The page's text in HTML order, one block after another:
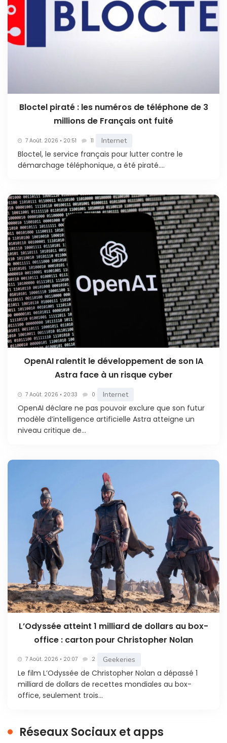
Bloctel piraté : les numéros de téléphone de 3
millions de Français ont fuité
7 Août. 2026 • 20:51 11 Internet
Bloctel, le service français pour lutter contre le
démarchage téléphonique, a été piraté....
OpenAI ralentit le développement de son IA
Astra face à un risque cyber
7 Août. 2026 • 20:33 0 Internet
OpenAI déclare ne pas pouvoir exclure que son futur
modèle d’intelligence artificielle Astra atteigne un
niveau critique de...
L’Odyssée atteint 1 milliard de dollars au box-
office : carton pour Christopher Nolan
7 Août. 2026 • 20:07 2 Geekeries
Le film L’Odyssée de Christopher Nolan a dépassé 1
milliard de dollars de recettes mondiales au box-
office, seulement trois...
Réseaux Sociaux et apps